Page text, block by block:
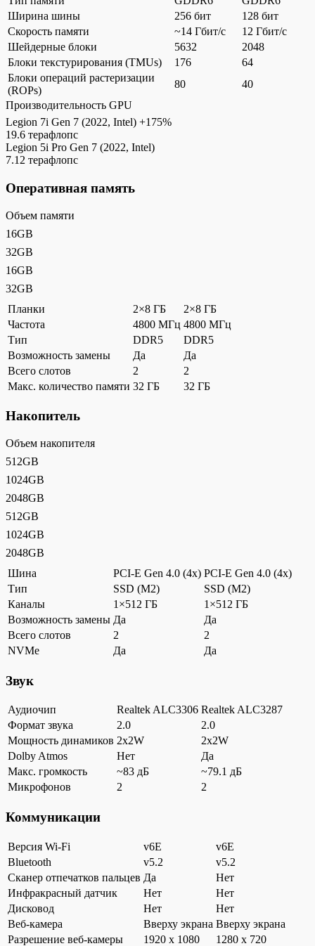
Ширина шины
256 бит
128 бит
Скорость памяти
~14 Гбит/с
12 Гбит/с
Шейдерные блоки
5632
2048
Блоки текстурирования (TMUs)
176
64
Блоки операций растеризации
(ROPs)
80
40
Производительность GPU
Legion 7i Gen 7 (2022, Intel) +175%
19.6 терафлопс
Legion 5i Pro Gen 7 (2022, Intel)
7.12 терафлопс
Оперативная память
Объем памяти
16GB
32GB
16GB
32GB
Планки
2×8 ГБ
2×8 ГБ
Частота
4800 МГц 4800 МГц
Тип
DDR5
DDR5
Возможность замены
Да
Да
Всего слотов
2
2
Макс. количество памяти 32 ГБ 32 ГБ
Накопитель
Объем накопителя
512GB
1024GB
2048GB
512GB
1024GB
2048GB
Шина
PCI-E Gen 4.0 (4x) PCI-E Gen 4.0 (4x)
Тип
SSD (M2)
SSD (M2)
Каналы
1×512 ГБ
1×512 ГБ
Возможность замены Да
Да
Всего слотов
2
2
NVMe
Да Да
Звук
Аудиочип Realtek ALC3306 Realtek ALC3287
Формат звука
2.0
2.0
Мощность динамиков 2x2W
2x2W
Dolby Atmos
Нет
Да
Макс. громкость
~83 дБ
~79.1 дБ
Микрофонов
2 2
Коммуникации
Версия Wi-Fi v6E
v6E
Bluetooth
v5.2
v5.2
Сканер отпечатков пальцев Да
Нет
Инфракрасный датчик
Нет
Нет
Дисковод
Нет
Нет
Веб-камера
Вверху экрана Вверху экрана
Разрешение веб-камеры
1920 x 1080
1280 x 720